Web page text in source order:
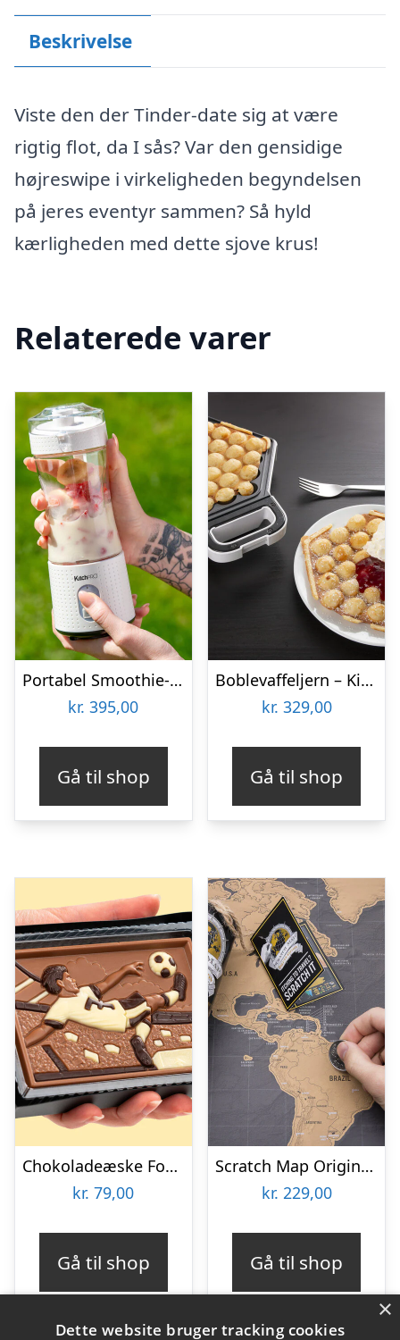
Beskrivelse
Viste den der Tinder-date sig at være
rigtig flot, da I sås? Var den gensidige
højreswipe i virkeligheden begyndelsen
på jeres eventyr sammen? Så hyld
kærligheden med dette sjove krus!
Relaterede varer
Portabel Smoothie-blender – KitchPro
kr. 395,00
Gå til shop
Boblevaffeljern – KitchPro
kr. 329,00
Gå til shop
Chokoladeæske Fodboldspiller
kr. 79,00
Gå til shop
Scratch Map Original Deluxe
kr. 229,00
Gå til shop
×
Dette website bruger tracking cookies